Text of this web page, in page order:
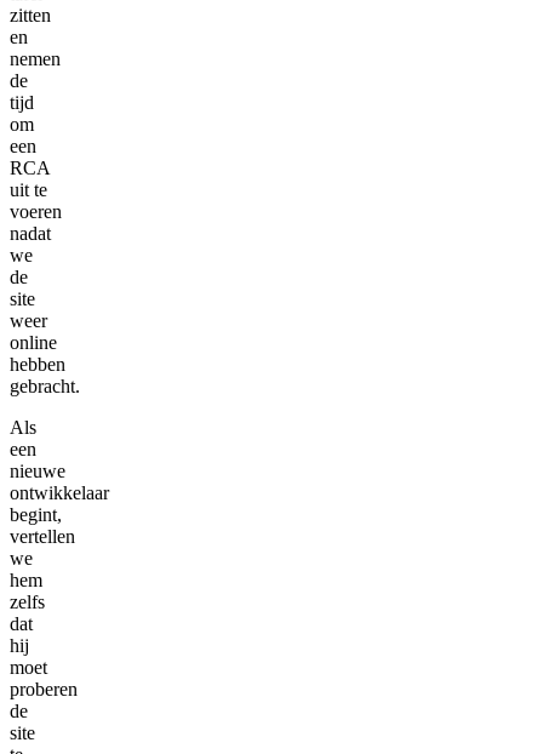
zitten
en
nemen
de
tijd
om
een
RCA
uit te
voeren
nadat
we
de
site
weer
online
hebben
gebracht.
Als
een
nieuwe
ontwikkelaar
begint,
vertellen
we
hem
zelfs
dat
hij
moet
proberen
de
site